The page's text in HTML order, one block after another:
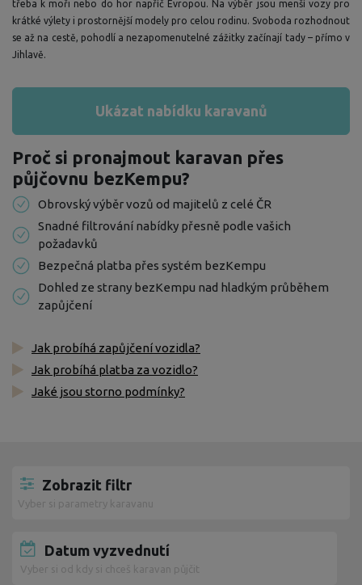
třeba k moři nebo do hor napříč Evropou. Na výběr jsou menší vozy pro
krátké výlety i prostornější modely pro celou rodinu. Svoboda rozhodnout
se až na cestě, pohodlí a nezapomenutelné zážitky začínají tady – přímo v
Jihlavě.
Ukázat nabídku karavanů
Proč si pronajmout karavan přes
půjčovnu bezKempu?
Obrovský výběr vozů od majitelů z celé ČR
Snadné filtrování nabídky přesně podle vašich
požadavků
Bezpečná platba přes systém bezKempu
Dohled ze strany bezKempu nad hladkým průběhem
zapůjčení
Jak probíhá zapůjčení vozidla?
Jak probíhá platba za vozidlo?
Jaké jsou storno podmínky?
Zobrazit filtr
Vyber si parametry karavanu
Datum vyzvednutí
Vyber si od kdy si chceš karavan půjčit